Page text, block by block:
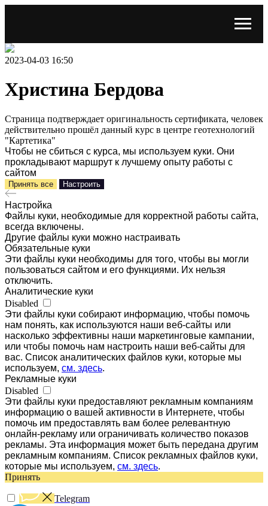
2023-04-03 16:50
Христина Бердова
Страница подтверждает оригинальность сертификата, человек
действительно прошёл данный курс в центре геотехнологий
"Картетика"
Чтобы не сбиться с курса, мы используем куки. Они
прокладывают маршрут к лучшему опыту работы с
сайтом
Принять все Настроить
Настройка
Файлы куки, необходимые для корректной работы сайта,
всегда включены.
Другие файлы куки можно настраивать
Обязательные куки
Эти файлы куки необходимы для того, чтобы вы могли
пользоваться сайтом и его функциями. Их нельзя
отключить.
Аналитические куки
Disabled
Эти файлы куки собирают информацию, чтобы помочь
нам понять, как используются наши веб-сайты или
насколько эффективны наши маркетинговые кампании,
или чтобы помочь нам настроить наши веб-сайты для
вас. Список аналитических файлов куки, которые мы
используем, см. здесь.
Рекламные куки
Disabled
Эти файлы куки предоставляют рекламным компаниям
информацию о вашей активности в Интернете, чтобы
помочь им предоставлять вам более релевантную
онлайн-рекламу или ограничивать количество показов
рекламы. Эта информация может быть передана другим
рекламным компаниям. Список рекламных файлов куки,
которые мы используем, см. здесь.
Принять
Telegram